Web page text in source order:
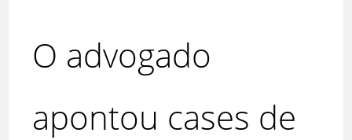
O advogado
apontou cases de